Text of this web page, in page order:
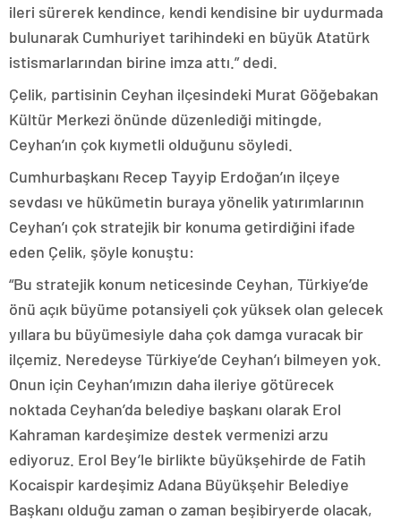
ileri sürerek kendince, kendi kendisine bir uydurmada
bulunarak Cumhuriyet tarihindeki en büyük Atatürk
istismarlarından birine imza attı.” dedi.
Çelik, partisinin Ceyhan ilçesindeki Murat Göğebakan
Kültür Merkezi önünde düzenlediği mitingde,
Ceyhan’ın çok kıymetli olduğunu söyledi.
Cumhurbaşkanı Recep Tayyip Erdoğan’ın ilçeye
sevdası ve hükümetin buraya yönelik yatırımlarının
Ceyhan’ı çok stratejik bir konuma getirdiğini ifade
eden Çelik, şöyle konuştu:
“Bu stratejik konum neticesinde Ceyhan, Türkiye’de
önü açık büyüme potansiyeli çok yüksek olan gelecek
yıllara bu büyümesiyle daha çok damga vuracak bir
ilçemiz. Neredeyse Türkiye’de Ceyhan’ı bilmeyen yok.
Onun için Ceyhan’ımızın daha ileriye götürecek
noktada Ceyhan’da belediye başkanı olarak Erol
Kahraman kardeşimize destek vermenizi arzu
ediyoruz. Erol Bey’le birlikte büyükşehirde de Fatih
Kocaispir kardeşimiz Adana Büyükşehir Belediye
Başkanı olduğu zaman o zaman beşibiryerde olacak,